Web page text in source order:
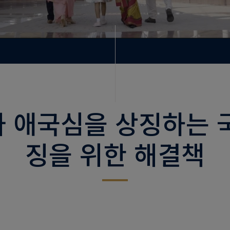
애국심을 상징하는
징을 위한 해결책